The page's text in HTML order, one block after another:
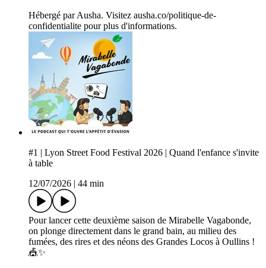
Hébergé par Ausha. Visitez ausha.co/politique-de-
confidentialite pour plus d'informations.
#1 | Lyon Street Food Festival 2026 | Quand l'enfance s'invite
à table
12/07/2026
44 min
Pour lancer cette deuxième saison de Mirabelle Vagabonde,
on plonge directement dans le grand bain, au milieu des
fumées, des rires et des néons des Grandes Locos à Oullins !
🎪✨